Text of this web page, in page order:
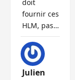
doit
fournir ces
HLM, pas…
Julien